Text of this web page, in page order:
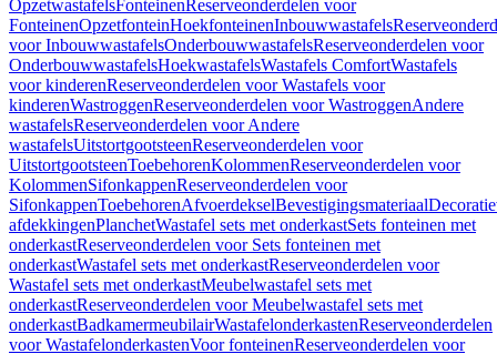
OpzetwastafelsFonteinenReserveonderdelen voor
FonteinenOpzetfonteinHoekfonteinenInbouwwastafels
voor InbouwwastafelsOnderbouwwastafelsReserveonderdelen voor
OnderbouwwastafelsHoekwastafelsWastafels ComfortWastafels
voor kinderenReserveonderdelen voor Wastafels voor
kinderenWastroggenReserveonderdelen voor WastroggenAndere
wastafelsReserveonderdelen voor Andere
wastafelsUitstortgootsteenReserveonderdelen voor
UitstortgootsteenToebehorenKolommenReserveonderdelen voor
KolommenSifonkappenReserveonderdelen voor
SifonkappenToebehorenAfvoerdekselBevestigingsmateriaal
afdekkingenPlanchetWastafel sets met onderkastSets fonteinen met
onderkastReserveonderdelen voor Sets fonteinen met
onderkastWastafel sets met onderkastReserveonderdelen voor
Wastafel sets met onderkastMeubelwastafel sets met
onderkastReserveonderdelen voor Meubelwastafel sets met
onderkastBadkamermeubilairWastafelonderkastenReserveonderdelen
voor WastafelonderkastenVoor fonteinenReserveonderdelen voor